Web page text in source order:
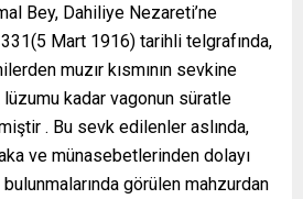
Bey, Dahiliye Nezareti’ne
Mart 1916) tarihli telgrafında,
muzır kısmının sevkine
lüzumu kadar vagonun süratle
. Bu sevk edilenler aslında,
ve münasebetlerinden dolayı
görülen mahzurdan